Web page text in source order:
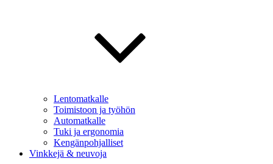
Lentomatkalle
Toimistoon ja työhön
Automatkalle
Tuki ja ergonomia
Kengänpohjalliset
Vinkkejä & neuvoja